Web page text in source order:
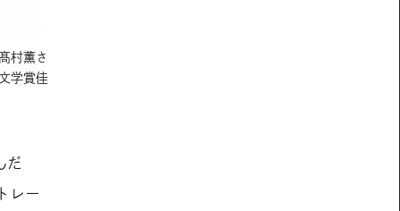
村薫さ
学賞佳
だ
レー